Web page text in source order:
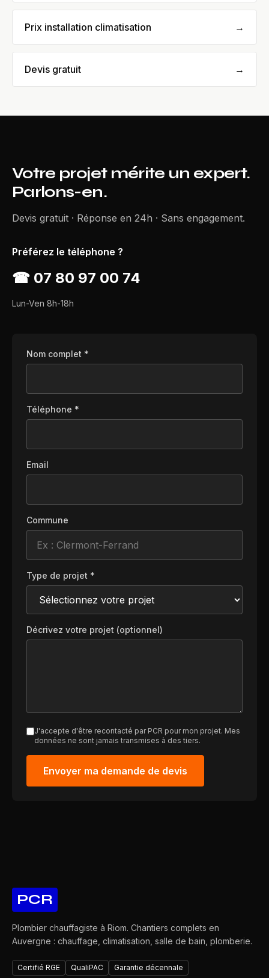
Prix installation climatisation →
Devis gratuit →
Votre projet mérite un expert.
Parlons-en.
Devis gratuit · Réponse en 24h · Sans engagement.
Préférez le téléphone ?
☎ 07 80 97 00 74
Lun-Ven 8h-18h
Nom complet *
Téléphone *
Email
Commune
Type de projet *
Décrivez votre projet (optionnel)
J'accepte d'être recontacté par PCR pour mon projet. Mes
données ne sont jamais transmises à des tiers.
Envoyer ma demande de devis
PCR
Plombier chauffagiste à Riom. Chantiers complets en
Auvergne : chauffage, climatisation, salle de bain, plomberie.
Certifié RGE QualiPAC Garantie décennale